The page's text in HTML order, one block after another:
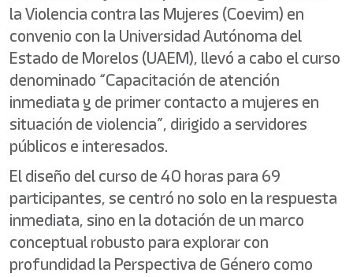
la Violencia contra las Mujeres (Coevim) en
convenio con la Universidad Autónoma del
Estado de Morelos (UAEM), llevó a cabo el curso
denominado “Capacitación de atención
inmediata y de primer contacto a mujeres en
situación de violencia”, dirigido a servidores
públicos e interesados.
El diseño del curso de 40 horas para 69
participantes, se centró no solo en la respuesta
inmediata, sino en la dotación de un marco
conceptual robusto para explorar con
profundidad la Perspectiva de Género como